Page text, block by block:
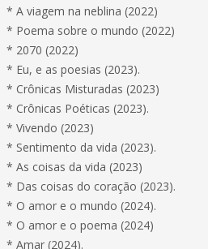
* A viagem na neblina (2022)
* Poema sobre o mundo (2022)
* 2070 (2022)
* Eu, e as poesias (2023).
* Crônicas Misturadas (2023)
* Crônicas Poéticas (2023).
* Vivendo (2023)
* Sentimento da vida (2023).
* As coisas da vida (2023)
* Das coisas do coração (2023).
* O amor e o mundo (2024).
* O amor e o poema (2024)
* Amar (2024).